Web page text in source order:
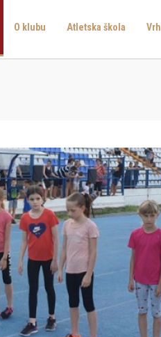
O klubu Atletska škola